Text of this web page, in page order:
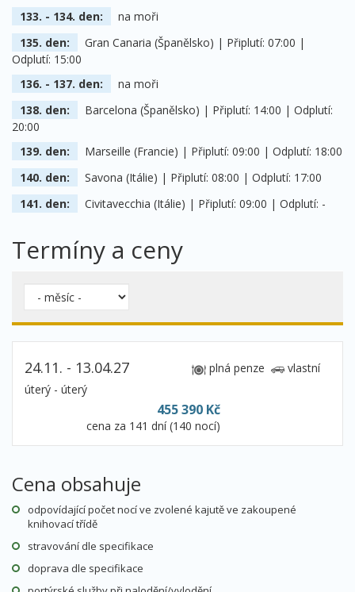
133. - 134. den:
na moři
135. den:
Gran Canaria (Španělsko) | Připlutí: 07:00 |
Odplutí: 15:00
136. - 137. den:
na moři
138. den:
Barcelona (Španělsko) | Připlutí: 14:00 | Odplutí:
20:00
139. den:
Marseille (Francie) | Připlutí: 09:00 | Odplutí: 18:00
140. den:
Savona (Itálie) | Připlutí: 08:00 | Odplutí: 17:00
141. den:
Civitavecchia (Itálie) | Připlutí: 09:00 | Odplutí: -
Termíny a ceny
24.11. - 13.04.27
úterý - úterý
plná penze vlastní
455 390 Kč
cena za 141 dní (140 nocí)
Cena obsahuje
odpovídající počet nocí ve zvolené kajutě ve zakoupené
knihovací třídě
stravování dle specifikace
doprava dle specifikace